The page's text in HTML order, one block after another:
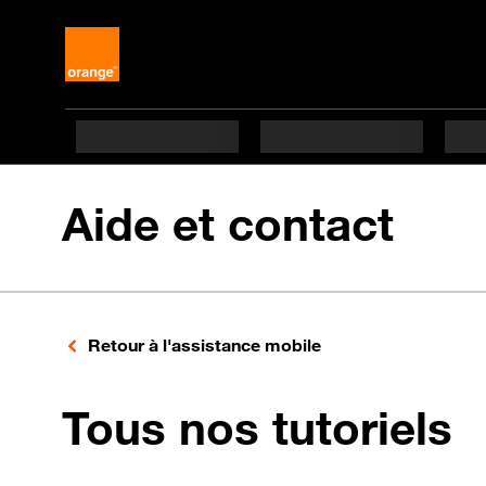
Aide et contact
Retour à l'assistance mobile
Tous nos tutoriels